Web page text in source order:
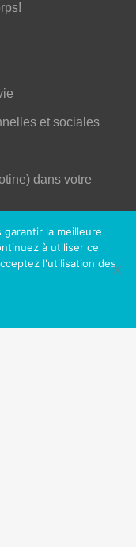
et sociales
dans votre
la meilleure
à utiliser ce
l'utilisation des